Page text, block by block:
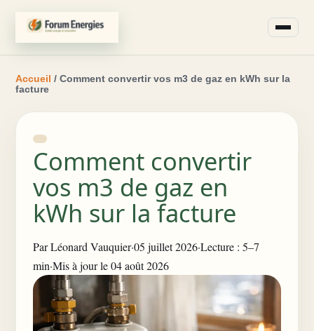
Accueil / Comment convertir vos m3 de gaz en kWh sur la
facture
Comment convertir
vos m3 de gaz en
kWh sur la facture
ParLéonard Vauquier·05 juillet 2026·Lecture : 5–7
min·Mis à jour le 04 août 2026